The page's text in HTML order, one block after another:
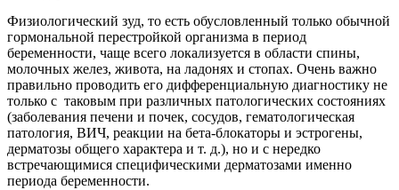
Физиологический зуд, то есть обусловленный только обычной
гормональной перестройкой организма в период
беременности, чаще всего локализуется в области спины,
молочных желез, живота, на ладонях и стопах. Очень важно
правильно проводить его дифференциальную диагностику не
только с таковым при различных патологических состояниях
(заболевания печени и почек, сосудов, гематологическая
патология, ВИЧ, реакции на бета-блокаторы и эстрогены,
дерматозы общего характера и т. д.), но и с нередко
встречающимися специфическими дерматозами именно
периода беременности.